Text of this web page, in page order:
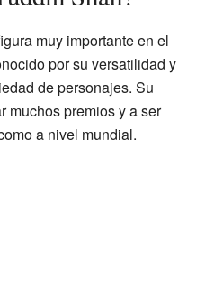
muy importante en el
por su versatilidad y
de personajes. Su
muchos premios y a ser
a nivel mundial.